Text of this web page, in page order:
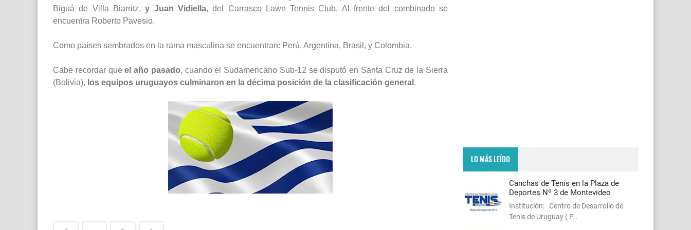
Biguá de Villa Biarritz,y Juan Vidiella, del Carrasco Lawn Tennis Club. Al frente del combinado se
encuentra Roberto Pavesio.
Como países sembrados en la rama masculina se encuentran: Perú, Argentina, Brasil, y Colombia.
Cabe recordar queel año pasado, cuando el Sudamericano Sub-12 se disputó en Santa Cruz de la Sierra
(Bolivia), los equipos uruguayos culminaron en la décima posición de la clasificación general .
LO MÁS LEÍDO
Canchas de Tenis en la Plaza de
Deportes Nº 3 de Montevideo
Institución: Centro de Desarrollo de
Tenis de Uruguay ( P…